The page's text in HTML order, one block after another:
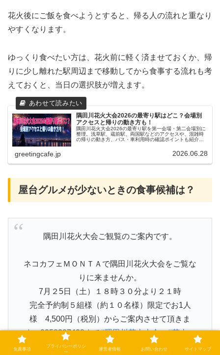
花火後にご飯を食べようとすると、帰る人の流れと重なり
やすくなります。
ゆっくり食べたい方は、花火前に軽く済ませておくか、帰
りに少し離れた駅周辺まで移動してから食事する流れも考
えておくと、当日の選択肢が増えます。
隅田川花火大会2026の最寄り駅はどこ？会場別
アクセスと帰りの動き方も！
隅田川花火大会2026の最寄り駅を第一会場・第二会場別に
整理。浅草駅、蔵前駅、両国駅などのアクセスや、混雑時
の帰りの動き方、バス・車利用時の確認ポイントも紹介し
greetingcafe.jp 2026.06.28
屋台グルメが少ないときの食事候補は？
隅田川花火大会ご観覧のご案内です。
ネコカフェＭＯＮＴＡで隅田川花火大会をご覧な
りに来ませんか。
7月２5日（土）１８時３０分より２１時
完全予約制５組様（約１０名様）限定でお1人
様 4,500円（税別）からご案内させて頂きま
す。0358307428まで#隅田川花火大会
#花火
#ネコカフェMONTA
pic.twitter.com/n446UbSXKH
免責事項
プライバシーポリシ
ー
運営者情報 お問い合わせ サイトマップ